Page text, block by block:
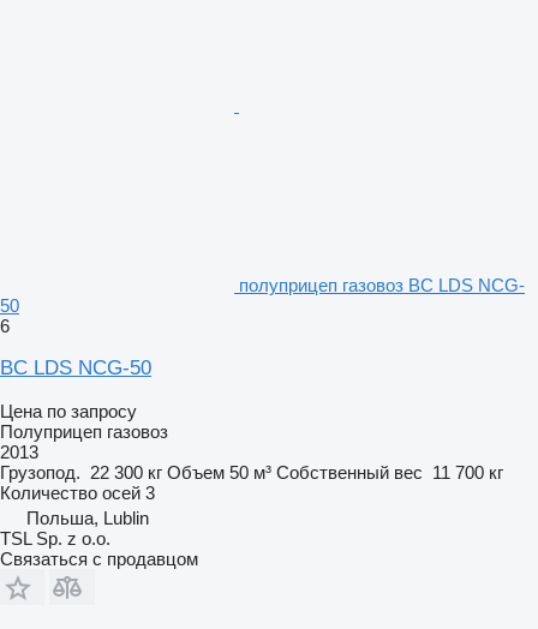
полуприцеп газовоз BC LDS NCG-
50
6
BC LDS NCG-50
Цена по запросу
Полуприцеп газовоз
2013
Грузопод. 22 300 кг Объем 50 м³ Собственный вес 11 700 кг
Количество осей 3
Польша, Lublin
TSL Sp. z o.o.
Связаться с продавцом